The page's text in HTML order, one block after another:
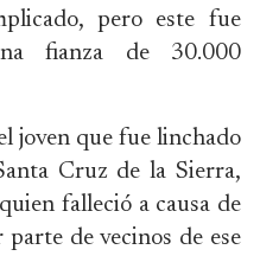
pero este fue
fianza de 30.000
joven que fue linchado
Cruz de la Sierra,
falleció a causa de
de vecinos de ese